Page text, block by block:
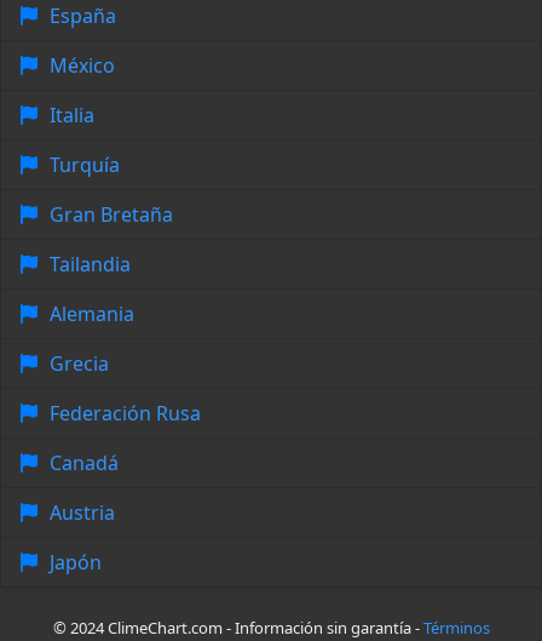
España
México
Italia
Turquía
Gran Bretaña
Tailandia
Alemania
Grecia
Federación Rusa
Canadá
Austria
Japón
© 2024 ClimeChart.com - Información sin garantía -Términos